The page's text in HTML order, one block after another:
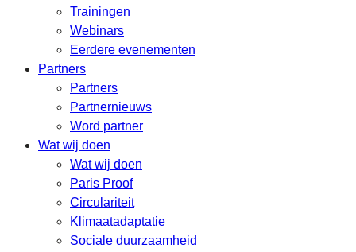
Trainingen
Webinars
Eerdere evenementen
Partners
Partners
Partnernieuws
Word partner
Wat wij doen
Wat wij doen
Paris Proof
Circulariteit
Klimaatadaptatie
Sociale duurzaamheid